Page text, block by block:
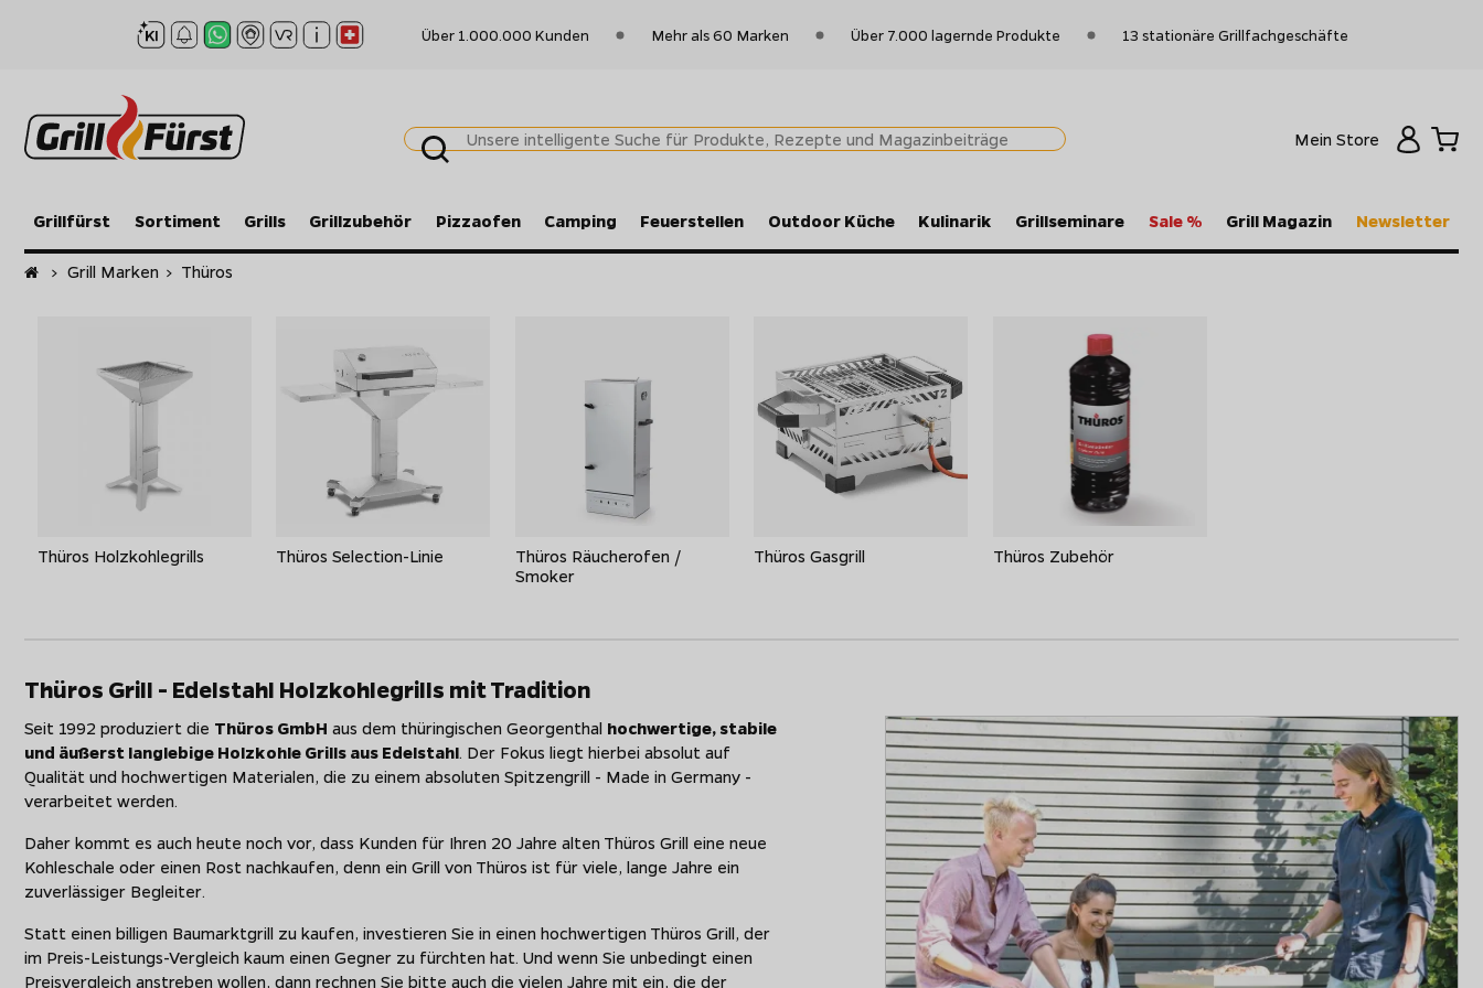
Über 1.000.000 Kunden Mehr als 60 Marken Über 7.000 lagernde Produkte 13 stationäre Grillfachgeschäfte
Mein Store
Grillfürst Sortiment Grills Grillzubehör Pizzaofen Camping Feuerstellen Outdoor Küche Kulinarik Grillseminare Sale % Grill Magazin Newsletter
Startseite
> Grill Marken > Thüros
Thüros Holzkohlegrills Thüros Selection-Linie
Thüros Räucherofen /
Smoker
Thüros Gasgrill Thüros Zubehör
Thüros Grill - Edelstahl Holzkohlegrills mit Tradition
Seit 1992 produziert die Thüros GmbH aus dem thüringischen Georgenthal hochwertige, stabile
und äußerst langlebige Holzkohle Grills aus Edelstahl. Der Fokus liegt hierbei absolut auf
Qualität und hochwertigen Materialen, die zu einem absoluten Spitzengrill - Made in Germany -
verarbeitet werden.
Daher kommt es auch heute noch vor, dass Kunden für Ihren 20 Jahre alten Thüros Grill eine neue
Kohleschale oder einen Rost nachkaufen, denn ein Grill von Thüros ist für viele, lange Jahre ein
zuverlässiger Begleiter.
Statt einen billigen Baumarktgrill zu kaufen, investieren Sie in einen hochwertigen Thüros Grill, der
im Preis-Leistungs-Vergleich kaum einen Gegner zu fürchten hat. Und wenn Sie unbedingt einen
Preisvergleich anstreben wollen, dann rechnen Sie bitte auch die vielen Jahre mit ein, die der